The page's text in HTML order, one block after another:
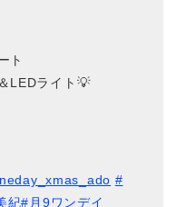
ト
LEDライト💡
#
紀#月9ワンデイ